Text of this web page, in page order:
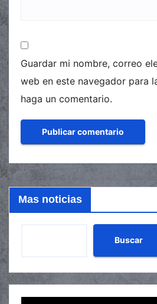
Guardar mi nombre, correo
web en este navegador para
haga un comentario.
Mas noticias
Buscar